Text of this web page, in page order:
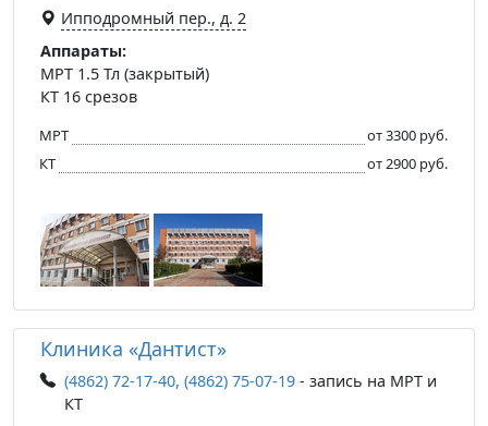
Ипподромный пер., д. 2
Аппараты:
МРТ 1.5 Тл (закрытый)
КТ 16 срезов
МРТ
от 3300 руб.
КТ
от 2900 руб.
Клиника «Дантист»
(4862) 72-17-40, (4862) 75-07-19 - запись на МРТ и
КТ